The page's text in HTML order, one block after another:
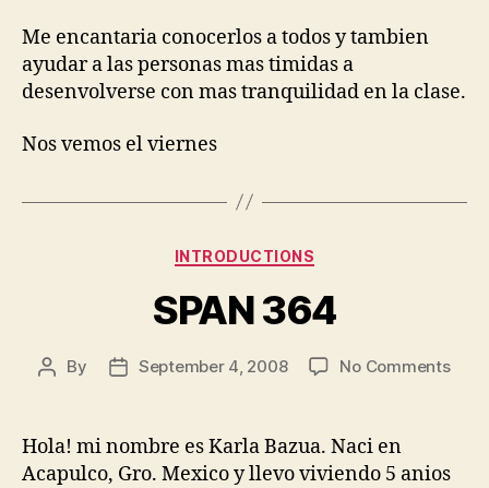
Me encantaria conocerlos a todos y tambien
ayudar a las personas mas timidas a
desenvolverse con mas tranquilidad en la clase.
Nos vemos el viernes
Categories
INTRODUCTIONS
SPAN 364
Post
By
PostSeptember 4, 2008 No Commentson
Hola! mi nombre es Karla Bazua. Naci en
Acapulco, Gro. Mexico y llevo viviendo 5 anios